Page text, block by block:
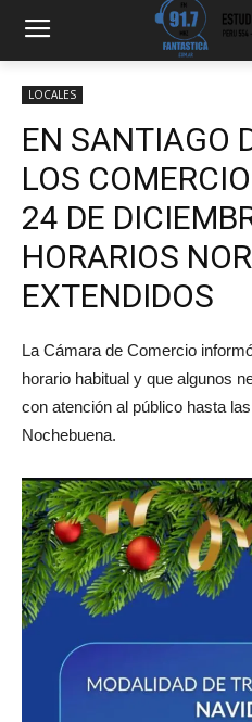
LOCALES
EN SANTIAGO
LOS
24 DE
HORARIOS
EXTENDIDOS
La Cámara de Comercio
horario habitual y que algunos
con atención al público hasta
Nochebuena.